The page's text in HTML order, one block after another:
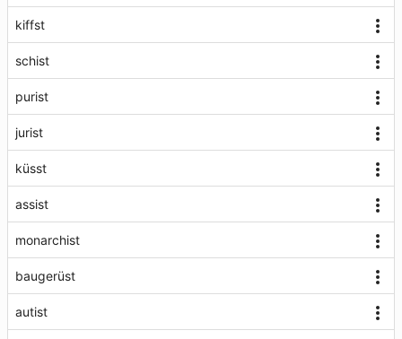
kiffst
schist
purist
jurist
küsst
assist
monarchist
baugerüst
autist